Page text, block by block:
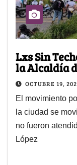
Lxs Sin
la Alcaldía
OCTUBRE 19,
El movimiento
la ciudad se
no fueron
López